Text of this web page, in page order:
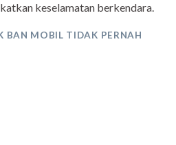
keselamatan berkendara.
BAN MOBIL TIDAK PERNAH